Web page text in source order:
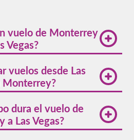
vuelo de Monterrey
Vegas?
y la anticipación con la
tarifas accesibles,
de Volaris.
vuelos desde Las
Monterrey?
Ahí podrás encontrar
Las Vegasa Monterrey
dura el vuelo de
a Las Vegas?